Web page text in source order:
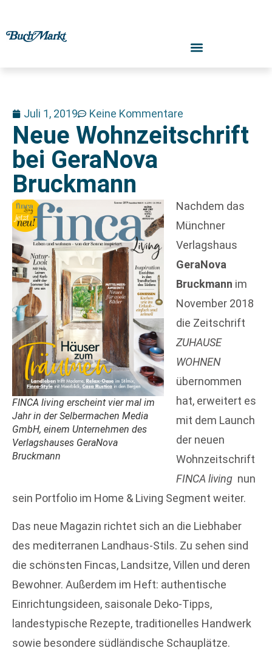
Juli 1, 2019 Keine Kommentare
Neue Wohnzeitschrift
bei GeraNova
Bruckmann
FINCA living erscheint vier mal im
Jahr in der Selbermachen Media
GmbH, einem Unternehmen des
Verlagshauses GeraNova
Bruckmann
Nachdem das
Münchner
Verlagshaus
GeraNova
Bruckmann im
November 2018
die Zeitschrift
ZUHAUSE
WOHNEN
übernommen
hat, erweitert es
mit dem Launch
der neuen
Wohnzeitschrift
FINCA living nun
sein Portfolio im Home & Living Segment weiter.
Das neue Magazin richtet sich an die Liebhaber
des mediterranen Landhaus-Stils. Zu sehen sind
die schönsten Fincas, Landsitze, Villen und deren
Bewohner. Außerdem im Heft: authentische
Einrichtungsideen, saisonale Deko-Tipps,
landestypische Rezepte, traditionelles Handwerk
sowie besondere südländische Schauplätze.